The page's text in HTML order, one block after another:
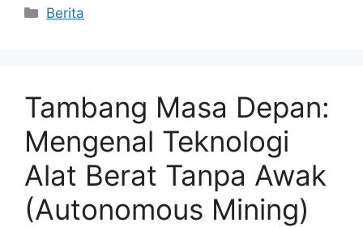
Kategori
Berita
Tambang Masa Depan:
Mengenal Teknologi
Alat Berat Tanpa Awak
(Autonomous Mining)